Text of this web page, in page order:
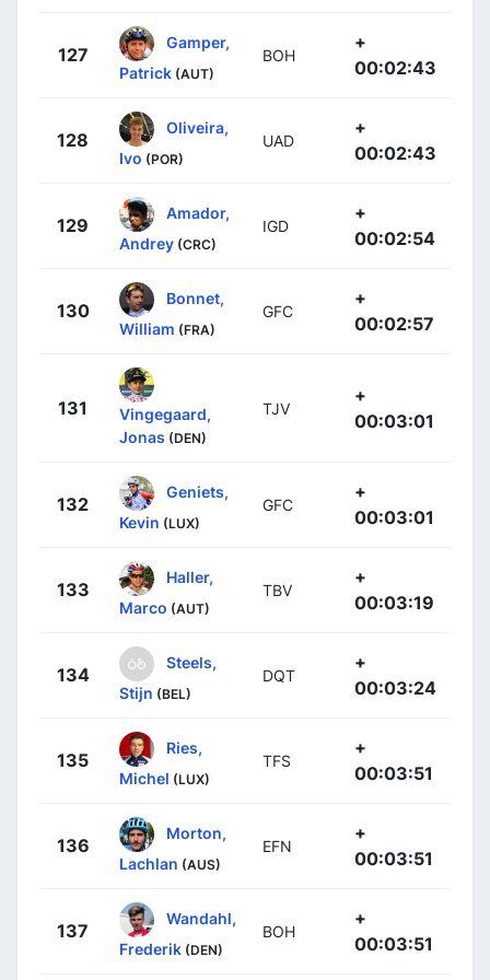
127
Gamper,
Patrick (AUT)
BOH
+
00:02:43
128
Oliveira,
Ivo (POR)
UAD
+
00:02:43
129
Amador,
Andrey (CRC)
IGD
+
00:02:54
130
Bonnet,
William (FRA)
GFC
+
00:02:57
131
Vingegaard,
Jonas (DEN)
TJV
+
00:03:01
132
Geniets,
Kevin (LUX)
GFC
+
00:03:01
133
Haller,
Marco (AUT)
TBV
+
00:03:19
134
Steels,
Stijn (BEL)
DQT
+
00:03:24
135
Ries,
Michel (LUX)
TFS
+
00:03:51
136
Morton,
Lachlan (AUS)
EFN
+
00:03:51
137
Wandahl,
Frederik (DEN)
BOH
+
00:03:51